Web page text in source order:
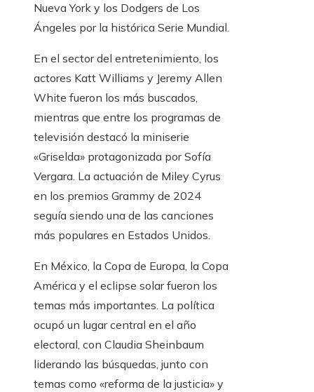
Nueva York y los Dodgers de Los
Ángeles por la histórica Serie Mundial.
En el sector del entretenimiento, los
actores Katt Williams y Jeremy Allen
White fueron los más buscados,
mientras que entre los programas de
televisión destacó la miniserie
«Griselda» protagonizada por Sofía
Vergara. La actuación de Miley Cyrus
en los premios Grammy de 2024
seguía siendo una de las canciones
más populares en Estados Unidos.
En México, la Copa de Europa, la Copa
América y el eclipse solar fueron los
temas más importantes. La política
ocupó un lugar central en el año
electoral, con Claudia Sheinbaum
liderando las búsquedas, junto con
temas como «reforma de la justicia» y